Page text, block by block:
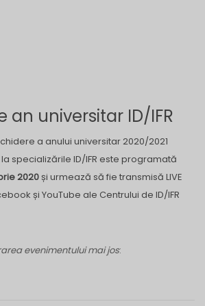
an universitar ID/IFR
a anului universitar 2020/2021
specializările ID/IFR este programată
2020și urmează să fie transmisă LIVE
și YouTube ale Centrului de ID/IFR
evenimentului mai jos: